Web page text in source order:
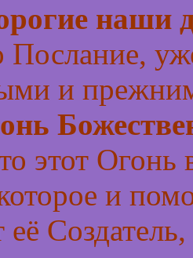
наши
Послание,
и
этот
и
её